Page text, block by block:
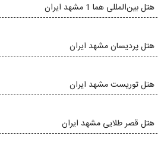
هتل بین‌المللی هما 1 مشهد ایران
هتل پردیسان مشهد ایران
هتل توریست مشهد ایران
هتل قصر طلایی مشهد ایران